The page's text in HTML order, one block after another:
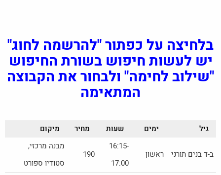
בלחיצה על כפתור "להרשמה לחוג"
יש לעשות חיפוש בשורת החיפוש
"שילוב לחימה" ולבחור את הקבוצה
המתאימה
גיל ימים שעות מחיר מיקום
ב-ד בנים תורני ראשון
16:15-
17:00
190
מבנה מרכזי,
סטודיו ספורט